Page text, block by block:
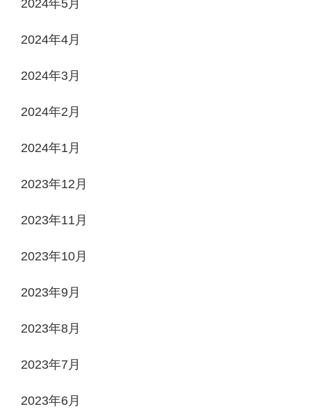
2024年5月
2024年4月
2024年3月
2024年2月
2024年1月
2023年12月
2023年11月
2023年10月
2023年9月
2023年8月
2023年7月
2023年6月